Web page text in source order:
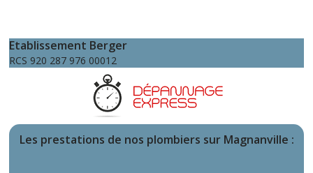
Etablissement Berger
RCS 920 287 976 00012
Les prestations de nos plombiers sur Magnanville :